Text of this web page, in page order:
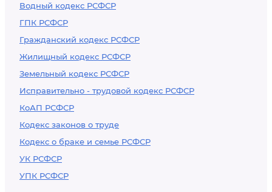
Водный кодекс РСФСР
ГПК РСФСР
Гражданский кодекс РСФСР
Жилищный кодекс РСФСР
Земельный кодекс РСФСР
Исправительно - трудовой кодекс РСФСР
КоАП РСФСР
Кодекс законов о труде
Кодекс о браке и семье РСФСР
УК РСФСР
УПК РСФСР